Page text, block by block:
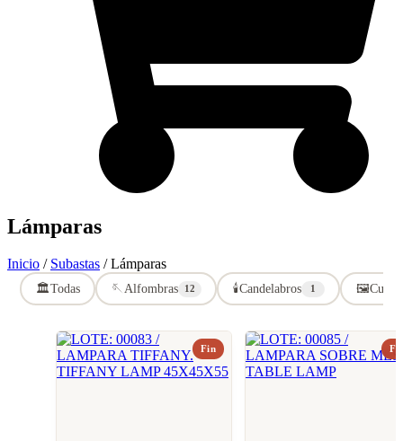
Lámparas
Inicio / Subastas / Lámparas
🏛️Todas 🪡Alfombras 12 🕯️Candelabros 1 🖼️
Fin